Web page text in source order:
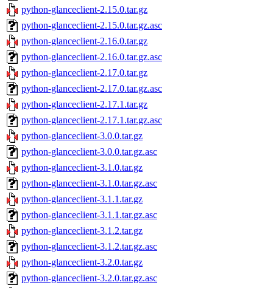
python-glanceclient-2.15.0.tar.gz
python-glanceclient-2.15.0.tar.gz.asc
python-glanceclient-2.16.0.tar.gz
python-glanceclient-2.16.0.tar.gz.asc
python-glanceclient-2.17.0.tar.gz
python-glanceclient-2.17.0.tar.gz.asc
python-glanceclient-2.17.1.tar.gz
python-glanceclient-2.17.1.tar.gz.asc
python-glanceclient-3.0.0.tar.gz
python-glanceclient-3.0.0.tar.gz.asc
python-glanceclient-3.1.0.tar.gz
python-glanceclient-3.1.0.tar.gz.asc
python-glanceclient-3.1.1.tar.gz
python-glanceclient-3.1.1.tar.gz.asc
python-glanceclient-3.1.2.tar.gz
python-glanceclient-3.1.2.tar.gz.asc
python-glanceclient-3.2.0.tar.gz
python-glanceclient-3.2.0.tar.gz.asc